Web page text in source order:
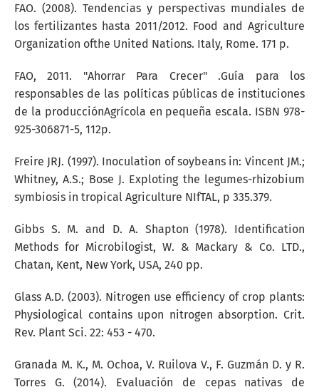
FAO. (2008). Tendencias y perspectivas mundiales de
los fertilizantes hasta 2011/2012. Food and Agriculture
Organization ofthe United Nations. Italy, Rome. 171 p.
FAO, 2011. "Ahorrar Para Crecer" .Guía para los
responsables de las políticas públicas de instituciones
de la producciónAgrícola en pequeña escala. ISBN 978-
925-306871-5, 112p.
Freire JRJ. (1997). Inoculation of soybeans in: Vincent JM.;
Whitney, A.S.; Bose J. Exploting the legumes-rhizobium
symbiosis in tropical Agriculture NIfTAL, p 335.379.
Gibbs S. M. and D. A. Shapton (1978). Identification
Methods for Microbilogist, W. & Mackary & Co. LTD.,
Chatan, Kent, New York, USA, 240 pp.
Glass A.D. (2003). Nitrogen use efficiency of crop plants:
Physiological contains upon nitrogen absorption. Crit.
Rev. Plant Sci. 22: 453 - 470.
Granada M. K., M. Ochoa, V. Ruilova V., F. Guzmán D. y R.
Torres G. (2014). Evaluación de cepas nativas de